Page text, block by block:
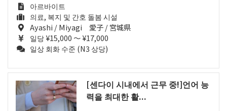
아르바이트
의료, 복지 및 간호 돌봄 시설
Ayashi / Miyagi 愛子 / 宮城県
일당 ¥15,000 ～ ¥17,000
일상 회화 수준 (N3 상당)
[센다이 시내에서 근무 중!]언어 능
력을 최대한 활...